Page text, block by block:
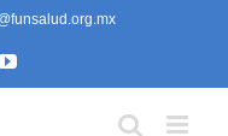
YouTube